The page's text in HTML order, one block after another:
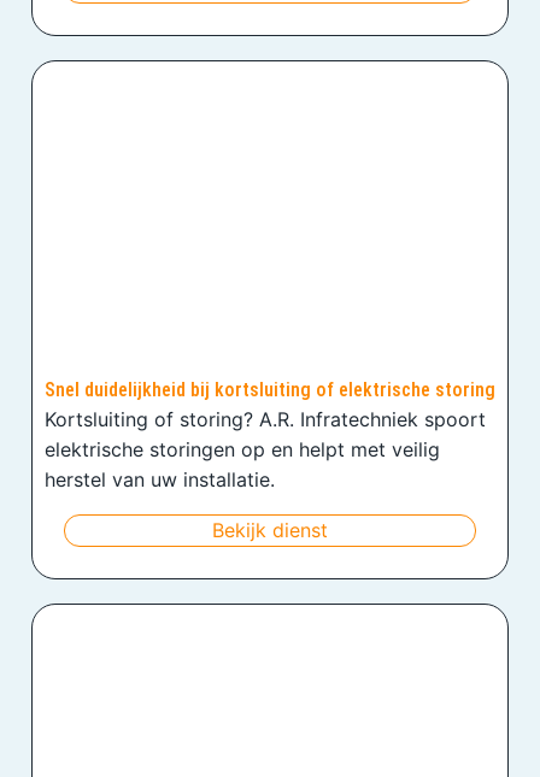
Snel duidelijkheid bij kortsluiting of elektrische storing
Kortsluiting of storing? A.R. Infratechniek spoort
elektrische storingen op en helpt met veilig
herstel van uw installatie.
Bekijk dienst